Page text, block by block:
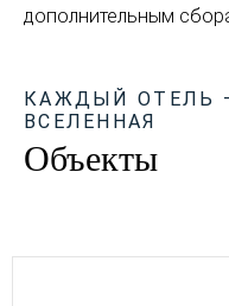
дополнительным
КАЖДЫЙ ОТЕЛЬ
ВСЕЛЕННАЯ
Объекты